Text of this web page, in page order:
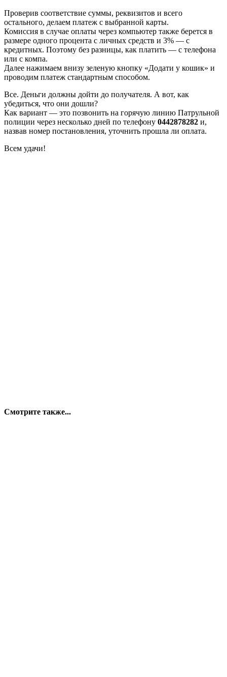
Проверив соответствие суммы, реквизитов и всего
остального, делаем платеж с выбранной карты.
Комиссия в случае оплаты через компьютер также берется в
размере одного процента с личных средств и 3% — с
кредитных. Поэтому без разницы, как платить — с телефона
или с компа.
Далее нажимаем внизу зеленую кнопку «Додати у кошик» и
проводим платеж стандартным способом.
Все. Деньги должны дойти до получателя. А вот, как
убедиться, что они дошли?
Как вариант — это позвонить на горячую линию Патрульной
полиции через несколько дней по телефону 0442878282 и,
назвав номер постановления, уточнить прошла ли оплата.
Всем удачи!
Смотрите также...